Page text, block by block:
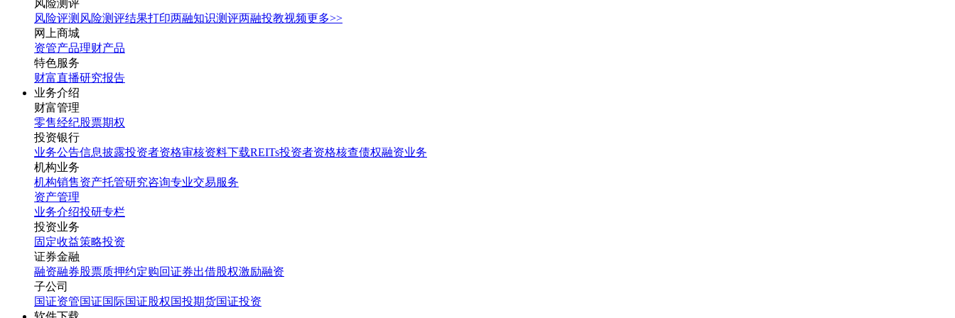
风险测评
风险评测 风险测评结果打印两融知识测评两融投教视频更多>>
网上商城
资管产品理财产品
特色服务
财富直播研究报告
业务介绍
财富管理
零售经纪股票期权
投资银行
业务公告信息披露投资者资格审核资料下载REITs投资者资格核查债权融资业务
机构业务
机构销售资产托管研究咨询专业交易服务
资产管理
业务介绍投研专栏
投资业务
固定收益策略投资
证券金融
融资融券股票质押约定购回证券出借股权激励融资
子公司
国证资管国证国际国证股权国投期货国证投资